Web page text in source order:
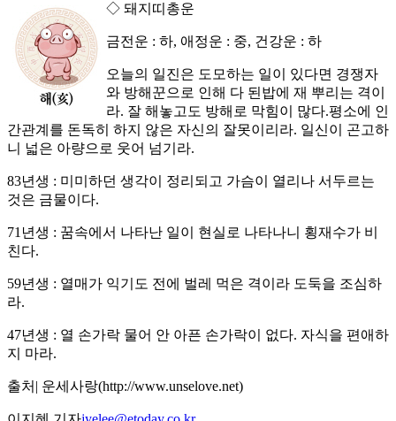
◇ 돼지띠총운
금전운 : 하, 애정운 : 중, 건강운 : 하
오늘의 일진은 도모하는 일이 있다면 경쟁자
와 방해꾼으로 인해 다 된밥에 재 뿌리는 격이
라. 잘 해놓고도 방해로 막힘이 많다.평소에 인
간관계를 돈독히 하지 않은 자신의 잘못이리라. 일신이 곤고하
니 넓은 아량으로 웃어 넘기라.
83년생 : 미미하던 생각이 정리되고 가슴이 열리나 서두르는
것은 금물이다.
71년생 : 꿈속에서 나타난 일이 현실로 나타나니 횡재수가 비
친다.
59년생 : 열매가 익기도 전에 벌레 먹은 격이라 도둑을 조심하
라.
47년생 : 열 손가락 물어 안 아픈 손가락이 없다. 자식을 편애하
지 마라.
출처| 운세사랑(http://www.unselove.net)